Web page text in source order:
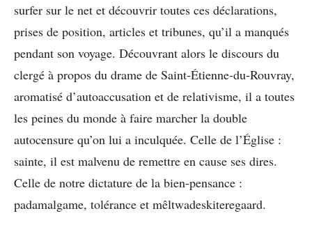
surfer sur le net et découvrir toutes ces déclarations,
prises de position, articles et tribunes, qu’il a manqués
pendant son voyage. Découvrant alors le discours du
clergé à propos du drame de Saint-Étienne-du-Rouvray,
aromatisé d’autoaccusation et de relativisme, il a toutes
les peines du monde à faire marcher la double
autocensure qu’on lui a inculquée. Celle de l’Église :
sainte, il est malvenu de remettre en cause ses dires.
Celle de notre dictature de la bien-pensance :
padamalgame, tolérance et mêltwadeskiteregaard.